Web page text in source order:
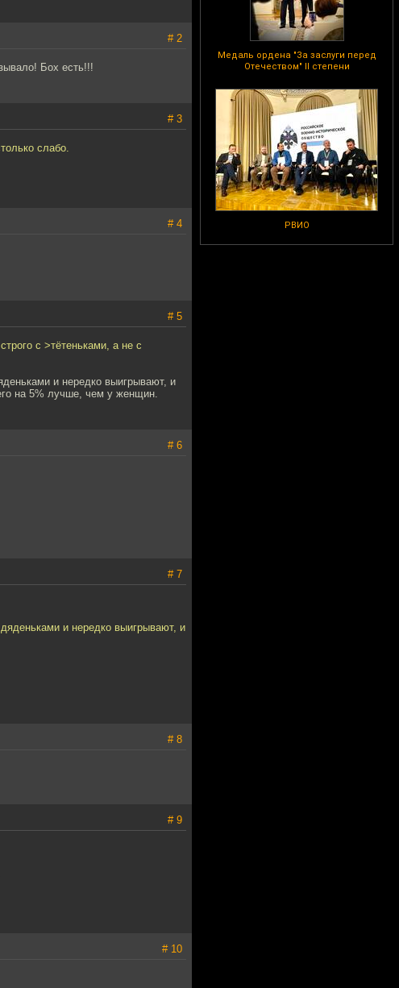
Медаль ордена "За заслуги перед
Отечеством" II степени
РВИО
# 2
Бох есть!!!
# 3
слабо.
# 4
# 5
с >тётеньками, а не с
и нередко выигрывают, и
на 5% лучше, чем у женщин.
# 6
# 7
и нередко выигрывают, и
# 8
# 9
# 10